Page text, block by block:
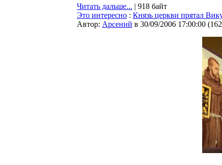
Читать дальше... | 918 байт
Это интересно : Князь церкви прятал
Автор: Арсений в 30/09/2006 17:00:00 (